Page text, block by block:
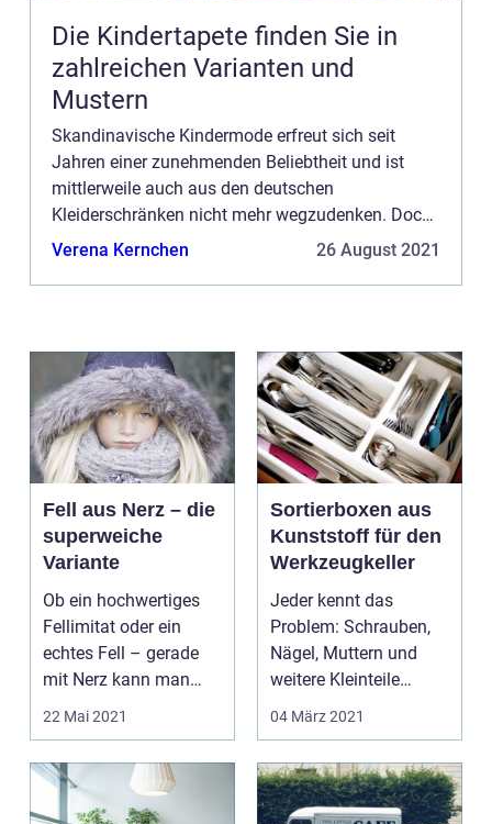
Die Kindertapete finden Sie in
zahlreichen Varianten und
Mustern
Skandinavische Kindermode erfreut sich seit
Jahren einer zunehmenden Beliebtheit und ist
mittlerweile auch aus den deutschen
Kleiderschränken nicht mehr wegzudenken. Doch
was machen schwedische und dänische Labels
Verena Kernchen 26 August 2021
Fell aus Nerz – die
superweiche
Variante
Ob ein hochwertiges
Fellimitat oder ein
echtes Fell – gerade
mit Nerz kann man
sehr viele schöne Din...
22 Mai 2021
Sortierboxen aus
Kunststoff für den
Werkzeugkeller
Jeder kennt das
Problem: Schrauben,
Nägel, Muttern und
weitere Kleinteile
liegen meistens im
04 März 2021